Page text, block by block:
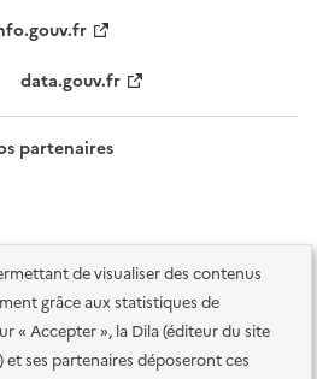
de visualiser des contenus
grâce aux statistiques de
« Accepter », la Dila (éditeur du site
ses partenaires déposeront ces
data.gouv.fr
partenaires
conforme Accessibilité des